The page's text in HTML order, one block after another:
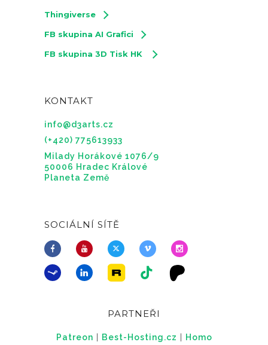
Thingiverse
FB skupina AI Grafici
FB skupina 3D Tisk HK
KONTAKT
info@d3arts.cz
(+420) 775613933
Milady Horákové 1076/9
50006 Hradec Králové
Planeta Země
SOCIÁLNÍ SÍTĚ
PARTNEŘI
Patreon Best-Hosting.cz Homo